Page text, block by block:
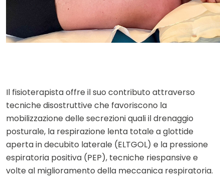
Il fisioterapista offre il suo contributo attraverso
tecniche disostruttive che favoriscono la
mobilizzazione delle secrezioni quali il drenaggio
posturale, la respirazione lenta totale a glottide
aperta in decubito laterale (ELTGOL) e la pressione
espiratoria positiva (PEP), tecniche riespansive e
volte al miglioramento della meccanica respiratoria.